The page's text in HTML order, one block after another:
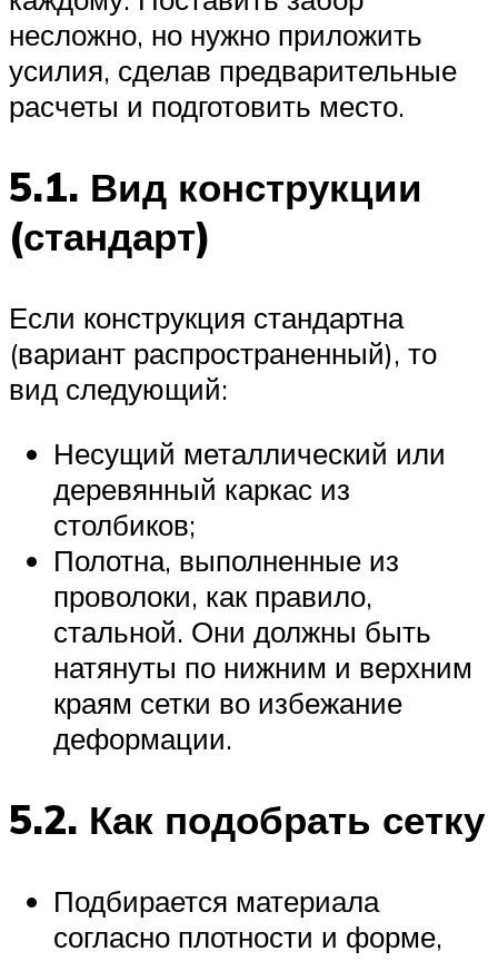
несложно, но нужно приложить
усилия, сделав предварительные
расчеты и подготовить место.
5.1. Вид конструкции
(стандарт)
Если конструкция стандартна
(вариант распространенный), то
вид следующий:
Несущий металлический или
деревянный каркас из
столбиков;
Полотна, выполненные из
проволоки, как правило,
стальной. Они должны быть
натянуты по нижним и верхним
краям сетки во избежание
деформации.
5.2. Как подобрать сетку
Подбирается материала
согласно плотности и форме,